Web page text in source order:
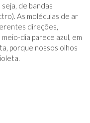
de bandas
As moléculas de ar
direções,
dia parece azul, em
porque nossos olhos